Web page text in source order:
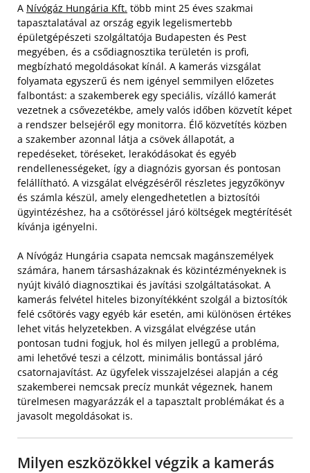
A Nívógáz Hungária Kft. több mint 25 éves szakmai
tapasztalatával az ország egyik legelismertebb
épületgépészeti szolgáltatója Budapesten és Pest
megyében, és a csődiagnosztika területén is profi,
megbízható megoldásokat kínál. A kamerás vizsgálat
folyamata egyszerű és nem igényel semmilyen előzetes
falbontást: a szakemberek egy speciális, vízálló kamerát
vezetnek a csővezetékbe, amely valós időben közvetít képet
a rendszer belsejéről egy monitorra. Élő közvetítés közben
a szakember azonnal látja a csövek állapotát, a
repedéseket, töréseket, lerakódásokat és egyéb
rendellenességeket, így a diagnózis gyorsan és pontosan
felállítható. A vizsgálat elvégzéséről részletes jegyzőkönyv
és számla készül, amely elengedhetetlen a biztosítói
ügyintézéshez, ha a csőtöréssel járó költségek megtérítését
kívánja igényelni.
A Nívógáz Hungária csapata nemcsak magánszemélyek
számára, hanem társasházaknak és közintézményeknek is
nyújt kiváló diagnosztikai és javítási szolgáltatásokat. A
kamerás felvétel hiteles bizonyítékként szolgál a biztosítók
felé csőtörés vagy egyéb kár esetén, ami különösen értékes
lehet vitás helyzetekben. A vizsgálat elvégzése után
pontosan tudni fogjuk, hol és milyen jellegű a probléma,
ami lehetővé teszi a célzott, minimális bontással járó
csatornajavítást. Az ügyfelek visszajelzései alapján a cég
szakemberei nemcsak precíz munkát végeznek, hanem
türelmesen magyarázzák el a tapasztalt problémákat és a
javasolt megoldásokat is.
Milyen eszközökkel végzik a kamerás